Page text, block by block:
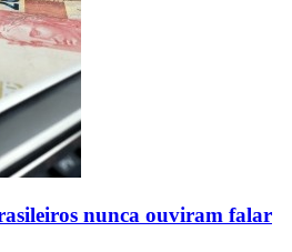
nunca ouviram falar